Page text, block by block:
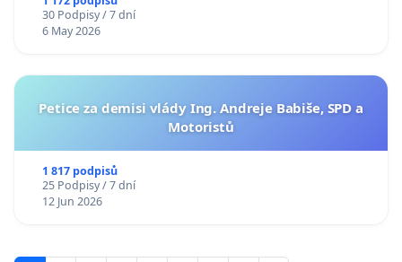
30 Podpisy / 7 dní
6 May 2026
Petice za demisi vlády Ing. Andreje Babiše, SPD a
Motoristů
1 817 podpisů
25 Podpisy / 7 dní
12 Jun 2026